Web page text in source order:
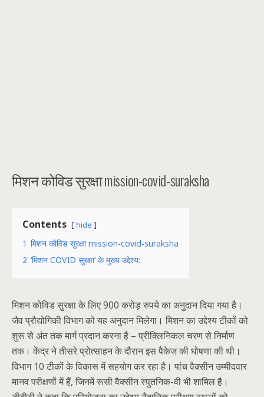
मिशन कोविड सुरक्षा mission-covid-suraksha
Contents hide
1 मिशन कोविड सुरक्षा mission-covid-suraksha
2 ‘मिशन COVID सुरक्षा’ के मुख्य उद्देश्य:
मिशन कोविड सुरक्षा के लिए 900 करोड़ रुपये का अनुदान दिया गया है।
जैव प्रौद्योगिकी विभाग को यह अनुदान मिलेगा। मिशन का उद्देश्य टीकों को
शुरू से अंत तक मार्ग प्रदान करना है – प्रीक्लिनिकल चरण से निर्माण
तक। केंद्र ने तीसरे प्रोत्साहन के दौरान इस पैकेज की घोषणा की थी।
विभाग 10 टीकों के विकास में सहयोग कर रहा है। पांच वैक्सीन उम्मीदवार
मानव परीक्षणों में हैं, जिनमें रूसी वैक्सीन स्पुतनिक-वी भी शामिल है।